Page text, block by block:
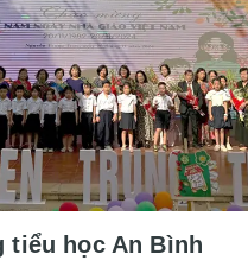
tiểu học An Bình